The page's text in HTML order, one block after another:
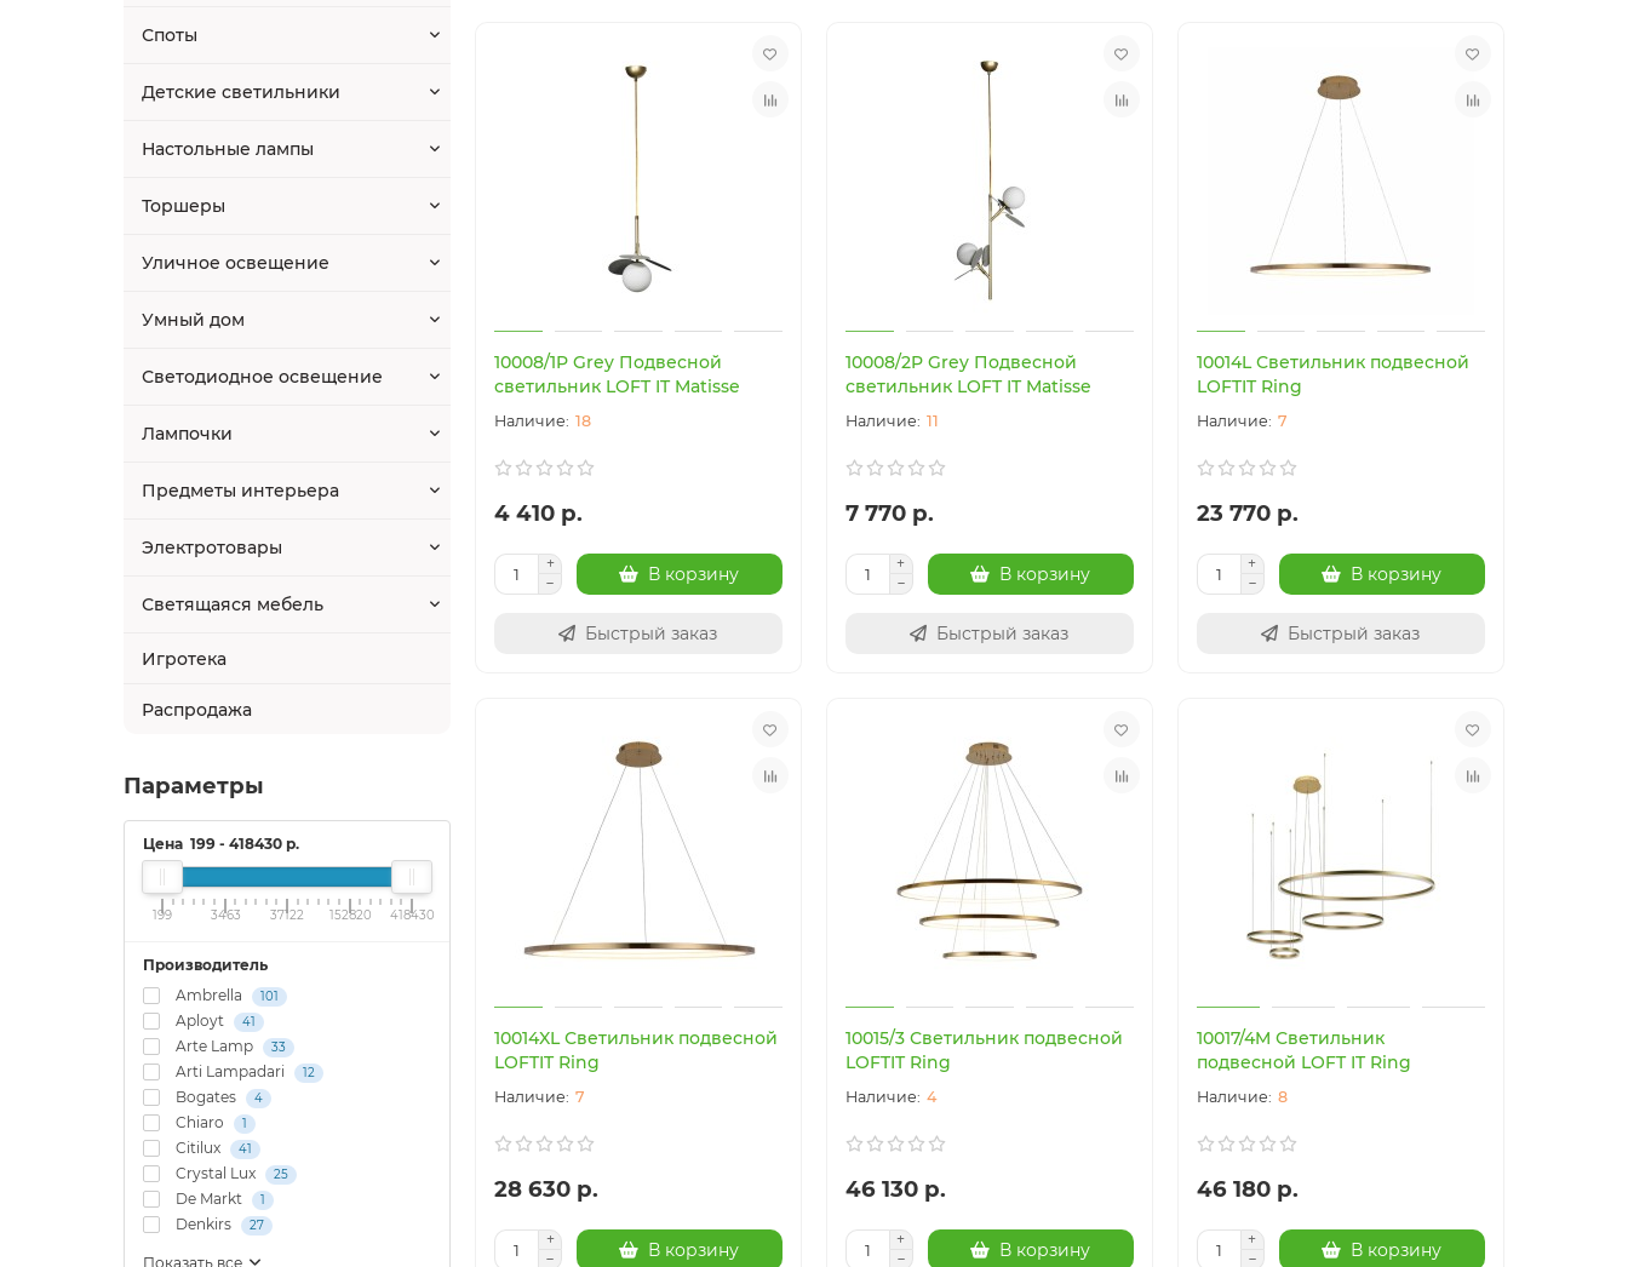
Споты
Детские светильники
Настольные лампы
Торшеры
Уличное освещение
Умный дом
Светодиодное освещение
Лампочки
Предметы интерьера
Электротовары
Светящаяся мебель
Игротека
Распродажа
Параметры
Цена 199 - 418430 р.
199 3463 37122 152820 418430
Производитель
Ambrella
101
Aployt 41
Arte Lamp 33
Arti Lampadari 12
Bogates 4
Chiaro 1
Citilux 41
Crystal Lux 25
De Markt 1
Denkirs 27
Показать все
10008/1P Grey Подвесной
светильник LOFT IT Matisse
18
4 410 р.
В корзину
Быстрый заказ
10008/2P Grey Подвесной
светильник LOFT IT Matisse
11
7 770 р.
В корзину
Быстрый заказ
10014L Светильник подвесной
LOFTIT Ring
7
23 770 р.
В корзину
Быстрый заказ
10014XL Светильник подвесной
LOFTIT Ring
7
28 630 р.
В корзину
10015/3 Светильник подвесной
LOFTIT Ring
4
46 130 р.
В корзину
10017/4M Светильник
подвесной LOFT IT Ring
8
46 180 р.
В корзину